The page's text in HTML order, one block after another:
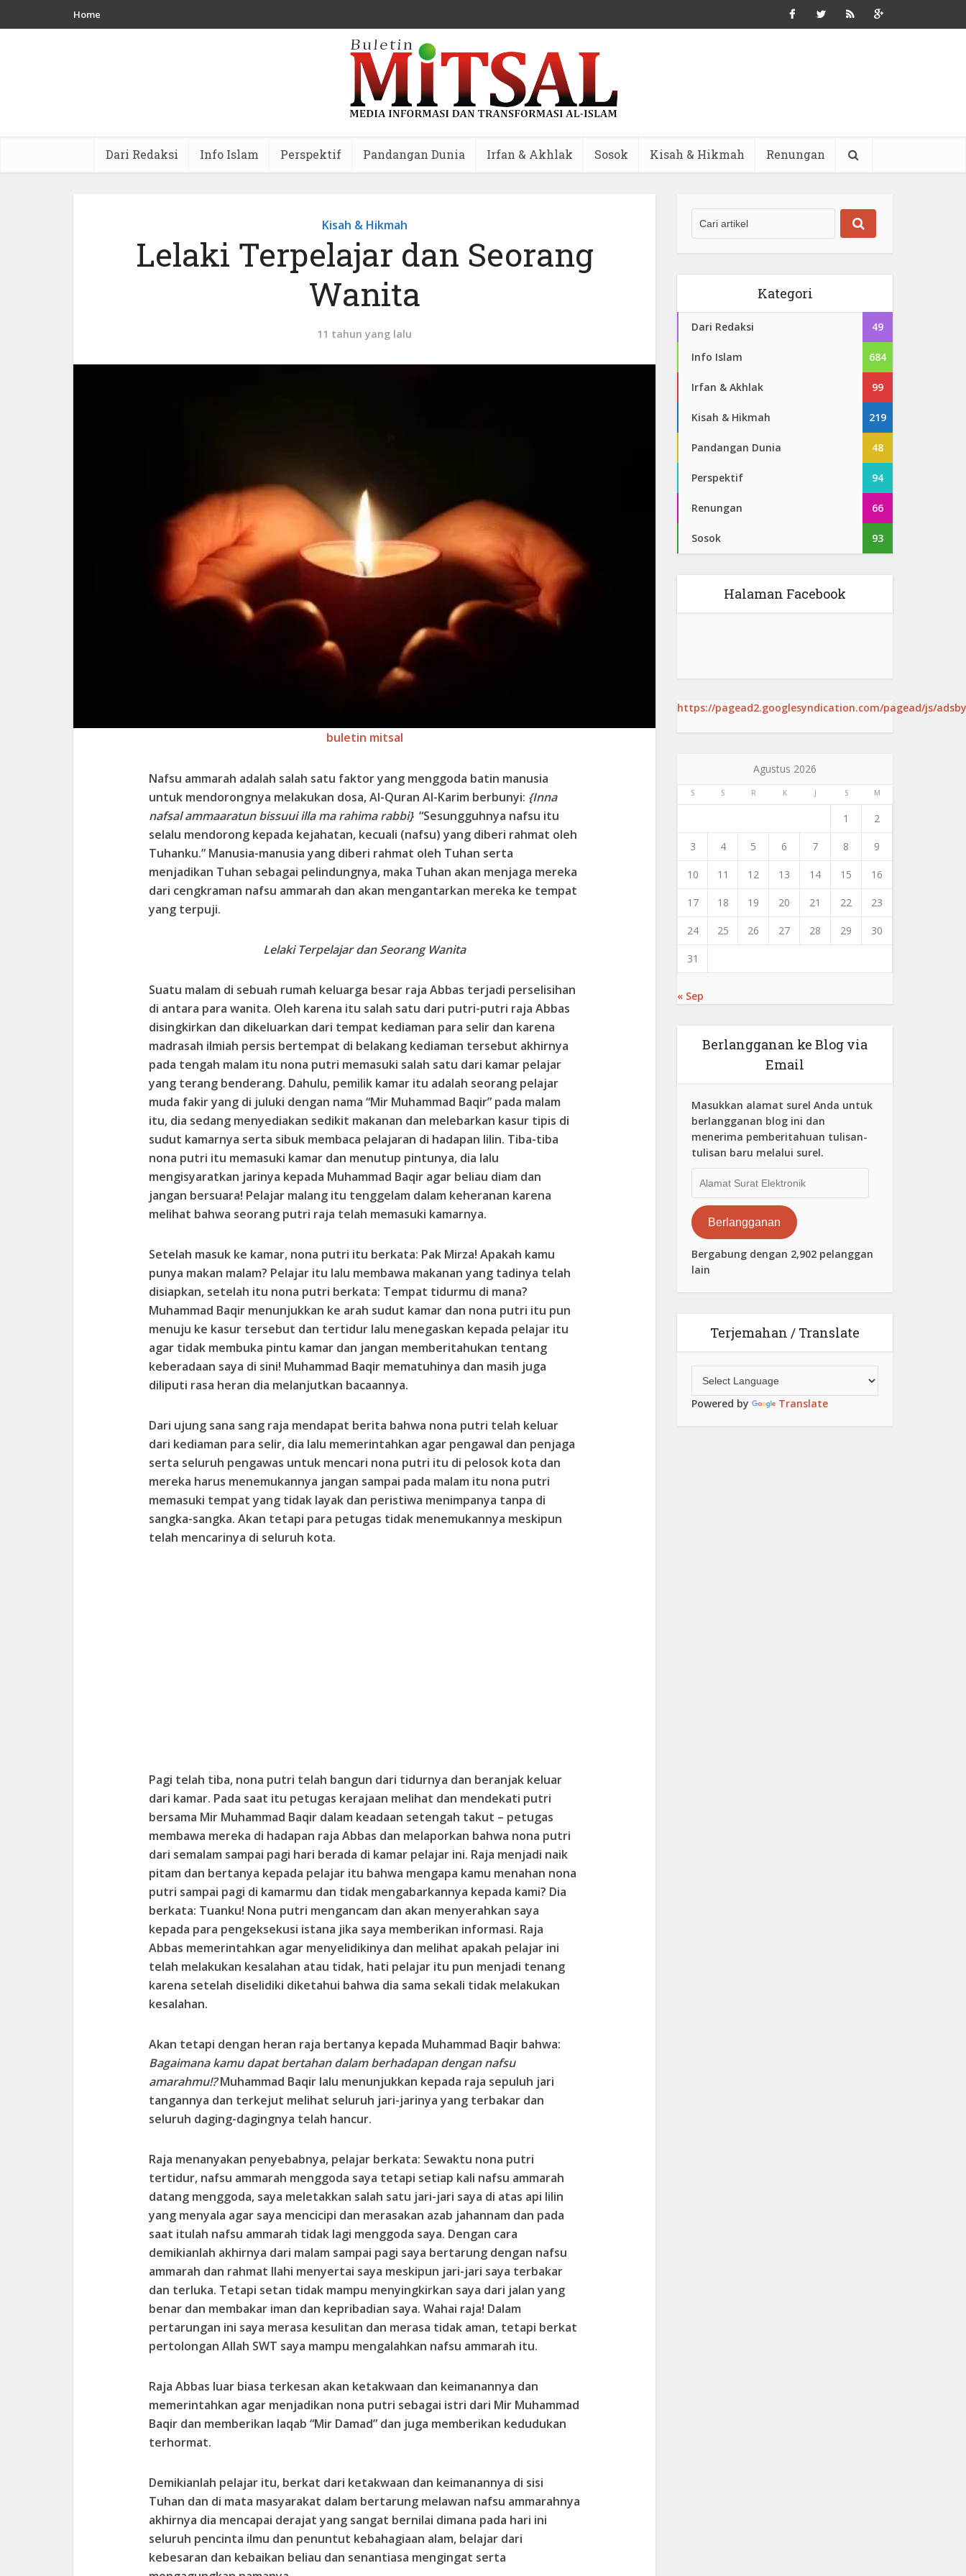
Home
Dari Redaksi Info Islam Perspektif Pandangan Dunia Irfan & Akhlak Sosok Kisah & Hikmah Renungan
Kisah & Hikmah
Lelaki Terpelajar dan Seorang
Wanita
11 tahun yang lalu
buletin mitsal
Nafsu ammarah adalah salah satu faktor yang menggoda batin manusia
untuk mendorongnya melakukan dosa, Al-Quran Al-Karim berbunyi: {Inna
nafsal ammaaratun bissuui illa ma rahima rabbi}“Sesungguhnya nafsu itu
selalu mendorong kepada kejahatan, kecuali (nafsu) yang diberi rahmat oleh
Tuhanku.” Manusia-manusia yang diberi rahmat oleh Tuhan serta
menjadikan Tuhan sebagai pelindungnya, maka Tuhan akan menjaga mereka
dari cengkraman nafsu ammarah dan akan mengantarkan mereka ke tempat
yang terpuji.
Lelaki Terpelajar dan Seorang Wanita
Suatu malam di sebuah rumah keluarga besar raja Abbas terjadi perselisihan
di antara para wanita. Oleh karena itu salah satu dari putri-putri raja Abbas
disingkirkan dan dikeluarkan dari tempat kediaman para selir dan karena
madrasah ilmiah persis bertempat di belakang kediaman tersebut akhirnya
pada tengah malam itu nona putri memasuki salah satu dari kamar pelajar
yang terang benderang. Dahulu, pemilik kamar itu adalah seorang pelajar
muda fakir yang di juluki dengan nama “Mir Muhammad Baqir” pada malam
itu, dia sedang menyediakan sedikit makanan dan melebarkan kasur tipis di
sudut kamarnya serta sibuk membaca pelajaran di hadapan lilin. Tiba-tiba
nona putri itu memasuki kamar dan menutup pintunya, dia lalu
mengisyaratkan jarinya kepada Muhammad Baqir agar beliau diam dan
jangan bersuara! Pelajar malang itu tenggelam dalam keheranan karena
melihat bahwa seorang putri raja telah memasuki kamarnya.
Setelah masuk ke kamar, nona putri itu berkata: Pak Mirza! Apakah kamu
punya makan malam? Pelajar itu lalu membawa makanan yang tadinya telah
disiapkan, setelah itu nona putri berkata: Tempat tidurmu di mana?
Muhammad Baqir menunjukkan ke arah sudut kamar dan nona putri itu pun
menuju ke kasur tersebut dan tertidur lalu menegaskan kepada pelajar itu
agar tidak membuka pintu kamar dan jangan memberitahukan tentang
keberadaan saya di sini! Muhammad Baqir mematuhinya dan masih juga
diliputi rasa heran dia melanjutkan bacaannya.
Dari ujung sana sang raja mendapat berita bahwa nona putri telah keluar
dari kediaman para selir, dia lalu memerintahkan agar pengawal dan penjaga
serta seluruh pengawas untuk mencari nona putri itu di pelosok kota dan
mereka harus menemukannya jangan sampai pada malam itu nona putri
memasuki tempat yang tidak layak dan peristiwa menimpanya tanpa di
sangka-sangka. Akan tetapi para petugas tidak menemukannya meskipun
telah mencarinya di seluruh kota.
Pagi telah tiba, nona putri telah bangun dari tidurnya dan beranjak keluar
dari kamar. Pada saat itu petugas kerajaan melihat dan mendekati putri
bersama Mir Muhammad Baqir dalam keadaan setengah takut – petugas
membawa mereka di hadapan raja Abbas dan melaporkan bahwa nona putri
dari semalam sampai pagi hari berada di kamar pelajar ini. Raja menjadi naik
pitam dan bertanya kepada pelajar itu bahwa mengapa kamu menahan nona
putri sampai pagi di kamarmu dan tidak mengabarkannya kepada kami? Dia
berkata: Tuanku! Nona putri mengancam dan akan menyerahkan saya
kepada para pengeksekusi istana jika saya memberikan informasi. Raja
Abbas memerintahkan agar menyelidikinya dan melihat apakah pelajar ini
telah melakukan kesalahan atau tidak, hati pelajar itu pun menjadi tenang
karena setelah diselidiki diketahui bahwa dia sama sekali tidak melakukan
kesalahan.
Akan tetapi dengan heran raja bertanya kepada Muhammad Baqir bahwa:
Bagaimana kamu dapat bertahan dalam berhadapan dengan nafsu
amarahmu!?Muhammad Baqir lalu menunjukkan kepada raja sepuluh jari
tangannya dan terkejut melihat seluruh jari-jarinya yang terbakar dan
seluruh daging-dagingnya telah hancur.
Raja menanyakan penyebabnya, pelajar berkata: Sewaktu nona putri
tertidur, nafsu ammarah menggoda saya tetapi setiap kali nafsu ammarah
datang menggoda, saya meletakkan salah satu jari-jari saya di atas api lilin
yang menyala agar saya mencicipi dan merasakan azab jahannam dan pada
saat itulah nafsu ammarah tidak lagi menggoda saya. Dengan cara
demikianlah akhirnya dari malam sampai pagi saya bertarung dengan nafsu
ammarah dan rahmat Ilahi menyertai saya meskipun jari-jari saya terbakar
dan terluka. Tetapi setan tidak mampu menyingkirkan saya dari jalan yang
benar dan membakar iman dan kepribadian saya. Wahai raja! Dalam
pertarungan ini saya merasa kesulitan dan merasa tidak aman, tetapi berkat
pertolongan Allah SWT saya mampu mengalahkan nafsu ammarah itu.
Raja Abbas luar biasa terkesan akan ketakwaan dan keimanannya dan
memerintahkan agar menjadikan nona putri sebagai istri dari Mir Muhammad
Baqir dan memberikan laqab “Mir Damad” dan juga memberikan kedudukan
terhormat.
Demikianlah pelajar itu, berkat dari ketakwaan dan keimanannya di sisi
Tuhan dan di mata masyarakat dalam bertarung melawan nafsu ammarahnya
akhirnya dia mencapai derajat yang sangat bernilai dimana pada hari ini
seluruh pencinta ilmu dan penuntut kebahagiaan alam, belajar dari
kebesaran dan kebaikan beliau dan senantiasa mengingat serta
Kategori
Dari Redaksi 49
Info Islam 684
Irfan & Akhlak 99
Kisah & Hikmah 219
Pandangan Dunia 48
Perspektif 94
Renungan 66
Sosok 93
Halaman Facebook
https://pagead2.googlesyndication.com/pagead/js/
Agustus 2026
S S R K J S M
1 2
3 4 5 6 7 8 9
10 11 12 13 14 15 16
17 18 19 20 21 22 23
24 25 26 27 28 29 30
31
« Sep
Berlangganan ke Blog via
Email
Masukkan alamat surel Anda untuk
berlangganan blog ini dan
menerima pemberitahuan tulisan-
tulisan baru melalui surel.
Surat
Elektronik
Berlangganan
Bergabung dengan 2,902 pelanggan
lain
Terjemahan / Translate
Powered by Translate